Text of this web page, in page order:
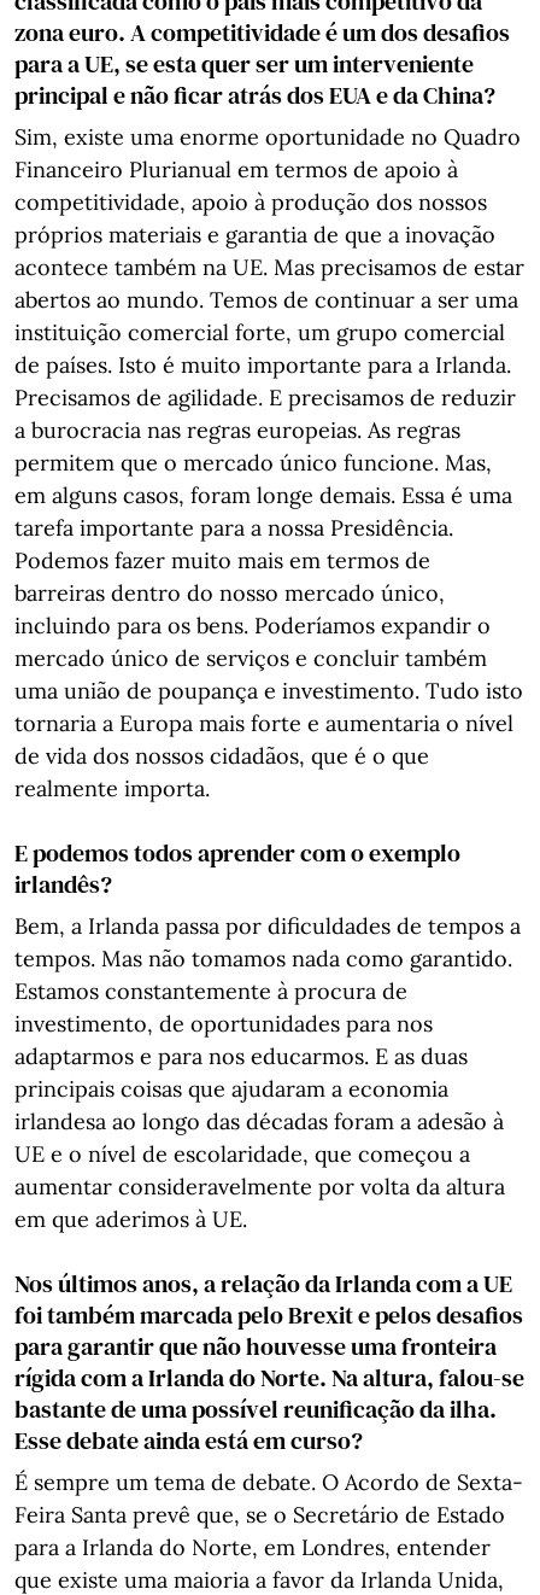
zona euro. A competitividade é um dos desafios
para a UE, se esta quer ser um interveniente
principal e não ficar atrás dos EUA e da China?
Sim, existe uma enorme oportunidade no Quadro
Financeiro Plurianual em termos de apoio à
competitividade, apoio à produção dos nossos
próprios materiais e garantia de que a inovação
acontece também na UE. Mas precisamos de estar
abertos ao mundo. Temos de continuar a ser uma
instituição comercial forte, um grupo comercial
de países. Isto é muito importante para a Irlanda.
Precisamos de agilidade. E precisamos de reduzir
a burocracia nas regras europeias. As regras
permitem que o mercado único funcione. Mas,
em alguns casos, foram longe demais. Essa é uma
tarefa importante para a nossa Presidência.
Podemos fazer muito mais em termos de
barreiras dentro do nosso mercado único,
incluindo para os bens. Poderíamos expandir o
mercado único de serviços e concluir também
uma união de poupança e investimento. Tudo isto
tornaria a Europa mais forte e aumentaria o nível
de vida dos nossos cidadãos, que é o que
realmente importa.
E podemos todos aprender com o exemplo
irlandês?
Bem, a Irlanda passa por dificuldades de tempos a
tempos. Mas não tomamos nada como garantido.
Estamos constantemente à procura de
investimento, de oportunidades para nos
adaptarmos e para nos educarmos. E as duas
principais coisas que ajudaram a economia
irlandesa ao longo das décadas foram a adesão à
UE e o nível de escolaridade, que começou a
aumentar consideravelmente por volta da altura
em que aderimos à UE.
Nos últimos anos, a relação da Irlanda com a UE
foi também marcada pelo Brexit e pelos desafios
para garantir que não houvesse uma fronteira
rígida com a Irlanda do Norte. Na altura, falou-se
bastante de uma possível reunificação da ilha.
Esse debate ainda está em curso?
É sempre um tema de debate. O Acordo de Sexta-
Feira Santa prevê que, se o Secretário de Estado
para a Irlanda do Norte, em Londres, entender
que existe uma maioria a favor da Irlanda Unida,